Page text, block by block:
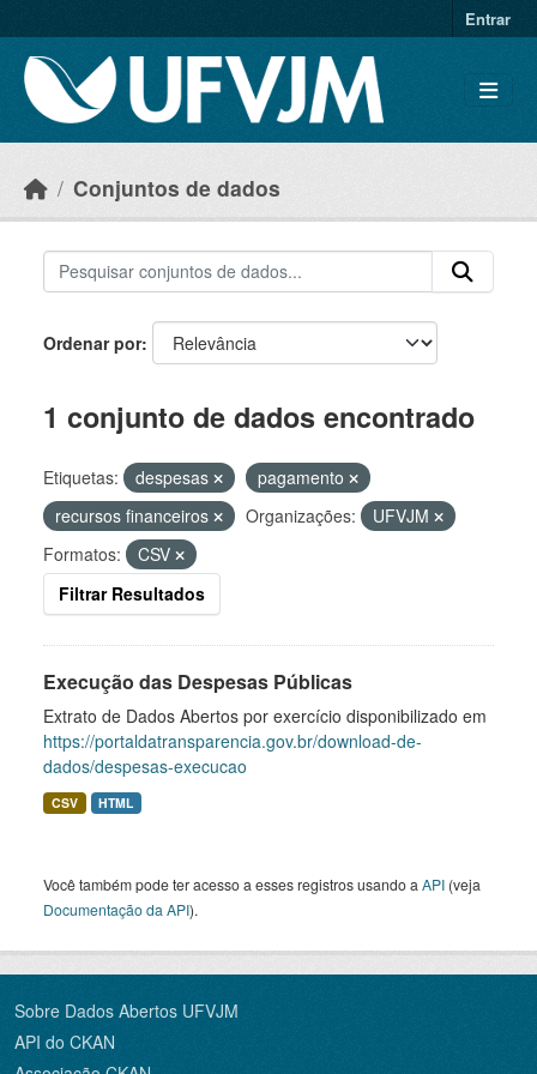
Entrar
Conjuntos de dados
Ordenar por
1 conjunto de dados encontrado
Etiquetas: despesas
pagamento
recursos financeiros
Organizações:
UFVJM
Formatos:
CSV
Filtrar Resultados
Execução das Despesas Públicas
Extrato de Dados Abertos por exercício disponibilizado em
https://portaldatransparencia.gov.br/download-de-
dados/despesas-execucao
CSV HTML
Você também pode ter acesso a esses registros usando a API (veja
Documentação da API).
Sobre Dados Abertos UFVJM
API do CKAN